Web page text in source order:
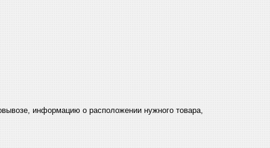
информацию о расположении нужного товара,